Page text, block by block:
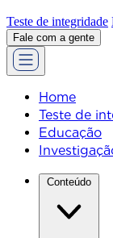
Teste de integridade
Fale com a gente
Home
Teste de
Educação